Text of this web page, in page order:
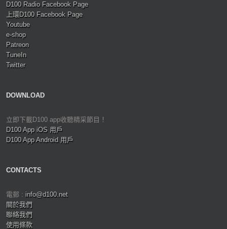
D100 Radio Facebook Page
上環D100 Facebook Page
Youtube
e-shop
Patreon
TuneIn
Twitter
DOWNLOAD
立即下載D100 app收聽精采節目！
D100 App iOS 用戶
D100 App Android 用戶
CONTACTS
電郵 : info@d100.net
關於我們
聯絡我們
使用條款